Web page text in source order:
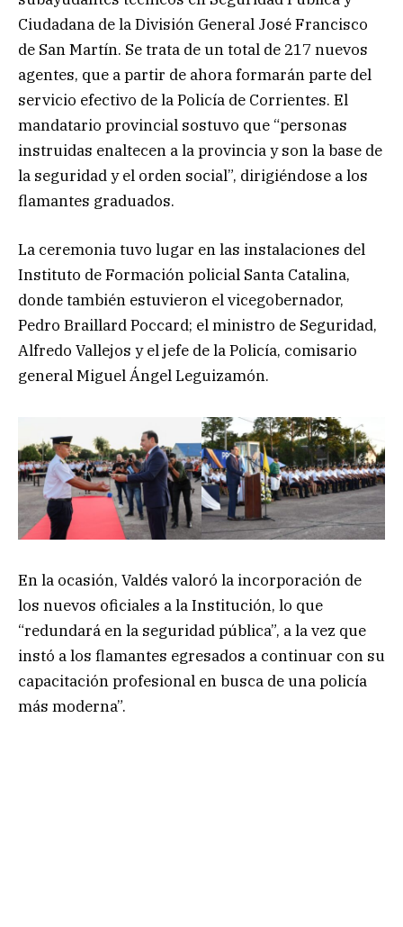
Ciudadana de la División General José Francisco
de San Martín. Se trata de un total de 217 nuevos
agentes, que a partir de ahora formarán parte del
servicio efectivo de la Policía de Corrientes. El
mandatario provincial sostuvo que “personas
instruidas enaltecen a la provincia y son la base de
la seguridad y el orden social”, dirigiéndose a los
flamantes graduados.
La ceremonia tuvo lugar en las instalaciones del
Instituto de Formación policial Santa Catalina,
donde también estuvieron el vicegobernador,
Pedro Braillard Poccard; el ministro de Seguridad,
Alfredo Vallejos y el jefe de la Policía, comisario
general Miguel Ángel Leguizamón.
En la ocasión, Valdés valoró la incorporación de
los nuevos oficiales a la Institución, lo que
“redundará en la seguridad pública”, a la vez que
instó a los flamantes egresados a continuar con su
capacitación profesional en busca de una policía
más moderna”.